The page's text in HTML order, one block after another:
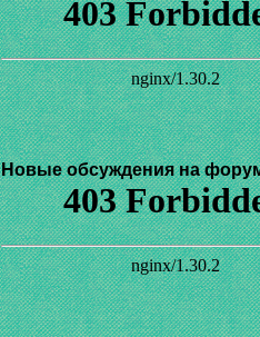
Новые обсуждения на